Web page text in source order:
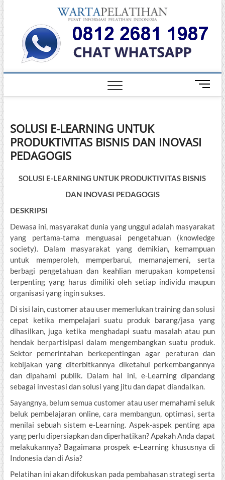
Skip
content
Warta
PELATIHAN
DAN
TERBAIK DI
M
e
u
n
SOLUSI E-LEARNING UNTUK
PRODUKTIVITAS BISNIS DAN INOVASI
PEDAGOGIS
SOLUSI E-LEARNING UNTUK PRODUKTIVITAS BISNIS
DAN INOVASI PEDAGOGIS
DESKRIPSI
Dewasa ini, masyarakat dunia yang unggul adalah masyarakat
yang pertama-tama menguasai pengetahuan (knowledge
society). Dalam masyarakat yang demikian, kemampuan
untuk memperoleh, memperbarui, memanajemeni, serta
berbagi pengetahuan dan keahlian merupakan kompetensi
terpenting yang harus dimiliki oleh setiap individu maupun
organisasi yang ingin sukses.
Di sisi lain, customer atau user memerlukan training dan solusi
cepat ketika mempelajari suatu produk barang/jasa yang
dihasilkan, juga ketika menghadapi suatu masalah atau pun
hendak berpartisipasi dalam mengembangkan suatu produk.
Sektor pemerintahan berkepentingan agar peraturan dan
kebijakan yang diterbitkannya diketahui perkembangannya
dan dipahami publik. Dalam hal ini, e-Learning dipandang
sebagai investasi dan solusi yang jitu dan dapat diandalkan.
Sayangnya, belum semua customer atau user memahami seluk
beluk pembelajaran online, cara membangun, optimasi, serta
menilai sebuah sistem e-Learning. Aspek-aspek penting apa
yang perlu dipersiapkan dan diperhatikan? Apakah Anda dapat
melakukannya? Bagaimana prospek e-Learning khususnya di
Indonesia dan di Asia?
Pelatihan ini akan difokuskan pada pembahasan strategi serta